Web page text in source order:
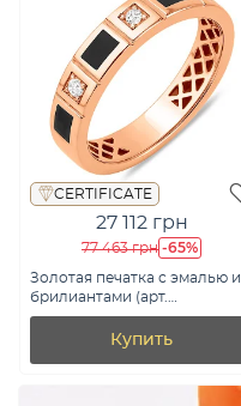
CERTIFICATE
27 112 грн
77 463 грн -65%
Золотая печатка с эмалью и
брилиантами (арт.
К170087010еч)
Купить